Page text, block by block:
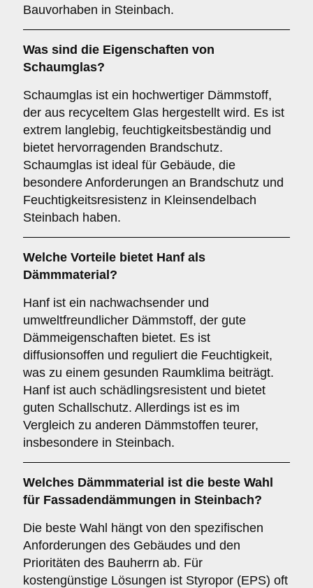
Bauvorhaben in Steinbach.
Was sind die Eigenschaften von
Schaumglas?
Schaumglas ist ein hochwertiger Dämmstoff,
der aus recyceltem Glas hergestellt wird. Es ist
extrem langlebig, feuchtigkeitsbeständig und
bietet hervorragenden Brandschutz.
Schaumglas ist ideal für Gebäude, die
besondere Anforderungen an Brandschutz und
Feuchtigkeitsresistenz in Kleinsendelbach
Steinbach haben.
Welche Vorteile bietet Hanf als
Dämmmaterial?
Hanf ist ein nachwachsender und
umweltfreundlicher Dämmstoff, der gute
Dämmeigenschaften bietet. Es ist
diffusionsoffen und reguliert die Feuchtigkeit,
was zu einem gesunden Raumklima beiträgt.
Hanf ist auch schädlingsresistent und bietet
guten Schallschutz. Allerdings ist es im
Vergleich zu anderen Dämmstoffen teurer,
insbesondere in Steinbach.
Welches Dämmmaterial ist die beste Wahl
für Fassadendämmungen in Steinbach?
Die beste Wahl hängt von den spezifischen
Anforderungen des Gebäudes und den
Prioritäten des Bauherrn ab. Für
kostengünstige Lösungen ist Styropor (EPS) oft